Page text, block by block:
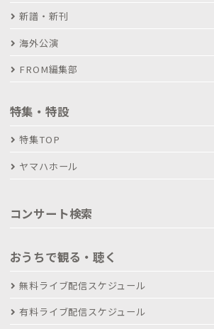
新譜・新刊
海外公演
FROM編集部
特集・特設
特集TOP
ヤマハホール
コンサート検索
おうちで観る・聴く
無料ライブ配信スケジュール
有料ライブ配信スケジュール